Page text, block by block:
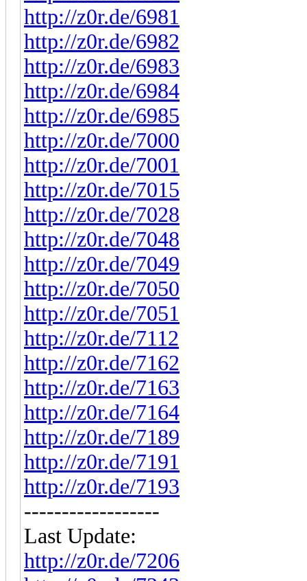
http://z0r.de/6981
http://z0r.de/6982
http://z0r.de/6983
http://z0r.de/6984
http://z0r.de/6985
http://z0r.de/7000
http://z0r.de/7001
http://z0r.de/7015
http://z0r.de/7028
http://z0r.de/7048
http://z0r.de/7049
http://z0r.de/7050
http://z0r.de/7051
http://z0r.de/7112
http://z0r.de/7162
http://z0r.de/7163
http://z0r.de/7164
http://z0r.de/7189
http://z0r.de/7191
http://z0r.de/7193
------------------
Last Update:
http://z0r.de/7206